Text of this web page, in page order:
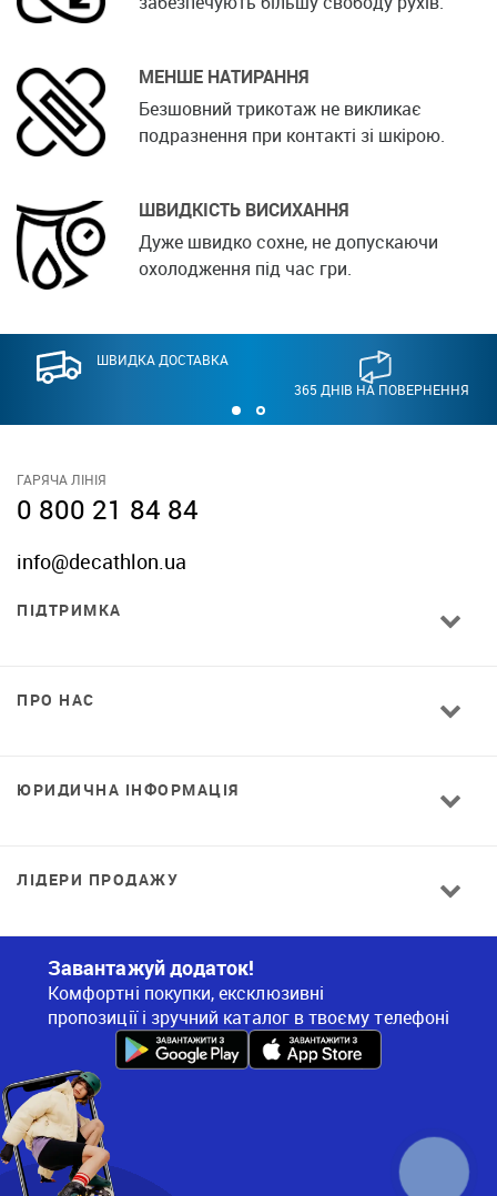
МЕНШЕ НАТИРАННЯ
Безшовний трикотаж не викликає
подразнення при контакті зі шкірою.
ШВИДКІСТЬ ВИСИХАННЯ
Дуже швидко сохне, не допускаючи
охолодження під час гри.
ШВИДКА ДОСТАВКА
365 ДНІВ НА ПОВЕРНЕННЯ
ГАРЯЧА ЛІНІЯ
0 800 21 84 84
info@decathlon.ua
ПІДТРИМКА
ПРО НАС
ЮРИДИЧНА ІНФОРМАЦІЯ
ЛІДЕРИ ПРОДАЖУ
Завантажуй додаток!
Комфортні покупки, ексклюзивні
пропозиції і зручний каталог в твоєму телефоні